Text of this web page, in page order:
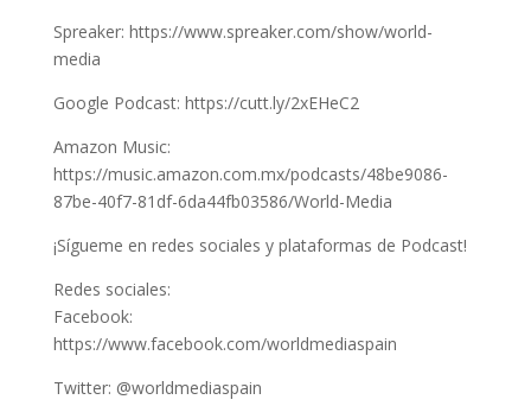
Spreaker: https://www.spreaker.com/show/world-
media
Google Podcast: https://cutt.ly/2xEHeC2
Amazon Music:
https://music.amazon.com.mx/podcasts/48be9086-
87be-40f7-81df-6da44fb03586/World-Media
¡Sígueme en redes sociales y plataformas de Podcast!
Redes sociales:
Facebook:
https://www.facebook.com/worldmediaspain
Twitter: @worldmediaspain